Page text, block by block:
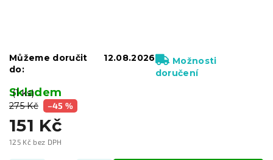
275 Kč –45 %
151 Kč
125 Kč bez DPH
Skladem
(1 ks)
Můžeme doručit
do:
12.08.2026
Možnosti
doručení